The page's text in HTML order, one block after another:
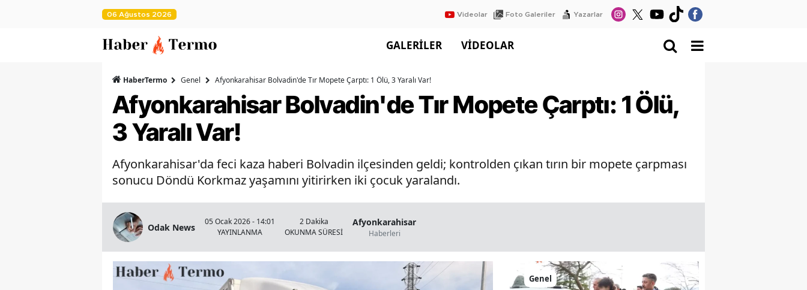
06 Ağustos 2026 Videolar Foto Galeriler Yazarlar
GALERİLER VİDEOLAR
HaberTermo Genel Afyonkarahisar Bolvadin'de Tır Mopete Çarptı: 1 Ölü, 3 Yaralı Var!
Afyonkarahisar Bolvadin'de Tır Mopete Çarptı: 1 Ölü,
3 Yaralı Var!
Afyonkarahisar'da feci kaza haberi Bolvadin ilçesinden geldi; kontrolden çıkan tırın bir mopete çarpması
sonucu Döndü Korkmaz yaşamını yitirirken iki çocuk yaralandı.
Odak News
05 Ocak 2026 - 14:01
YAYINLANMA
2 Dakika
OKUNMA SÜRESİ
Afyonkarahisar
Haberleri
Genel